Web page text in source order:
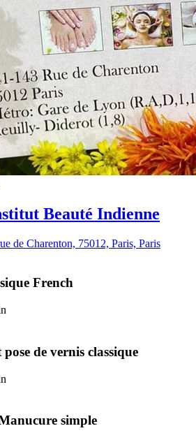
Beauté Indienne
de Charenton, 75012, Paris, Paris
French
de vernis classique
simple